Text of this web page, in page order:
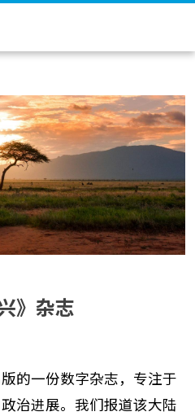
》杂志
的一份数字杂志，专注于
治进展。我们报道该大陆